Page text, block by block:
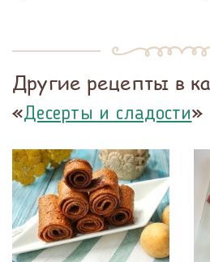
Другие рецепты в
«Десерты и сладости»